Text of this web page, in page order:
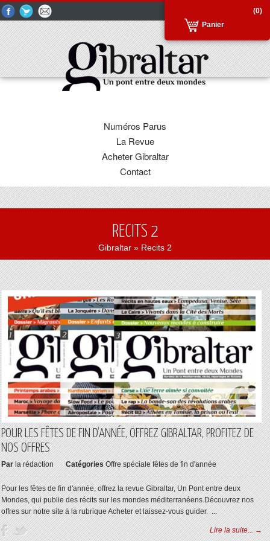
(0)
Panier
Numéros Parus
La Revue
Acheter Gibraltar
Contact
RECITS 2
Gibraltar » Recits 2
POUR LES FÊTES DE FIN D’ANNÉE, OFFREZ GIBRALTAR, PROFITEZ DE
NOS OFFRES
Par la rédaction Catégories Offre spéciale fêtes de fin d'année
Pour les fêtes de fin d'année, offrez la revue Gibraltar, Un Pont entre deux
Mondes, qui publie des récits sur les mondes méditerranéens.Découvrez nos
offres sur notre site à la rubrique Acheter et laissez-vous guider. ...
Lire la suite... →